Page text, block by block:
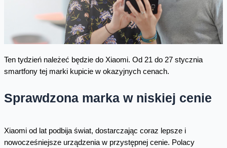
Ten tydzień należeć będzie do Xiaomi. Od 21 do 27 stycznia
smartfony tej marki kupicie w okazyjnych cenach.
Sprawdzona marka w niskiej cenie
Xiaomi od lat podbija świat, dostarczając coraz lepsze i
nowocześniejsze urządzenia w przystępnej cenie. Polacy